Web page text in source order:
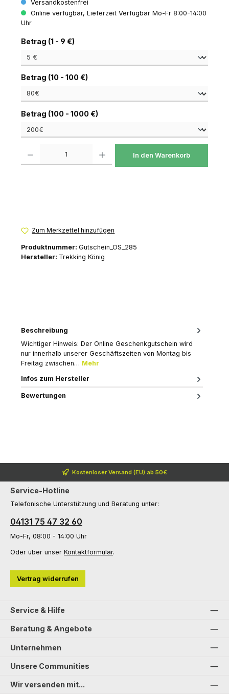
Versandkostenfrei
Online verfügbar, Lieferzeit Verfügbar Mo-Fr 8:00-14:00
Uhr
Betrag (1 - 9 €)auswählen
Betrag (10 - 100 €)auswählen
Betrag (100 - 1000 €)auswählen
In den Warenkorb
Zum Merkzettel hinzufügen
Produktnummer: Gutschein_OS_285
Hersteller: Trekking König
Beschreibung
Wichtiger Hinweis: Der Online Geschenkgutschein wird
nur innerhalb unserer Geschäftszeiten von Montag bis
Freitag zwischen… Mehr
Infos zum Hersteller
Bewertungen
Kostenloser Versand (EU) ab 50€
Service-Hotline
Telefonische Unterstützung und Beratung unter:
04131 75 47 32 60
Mo-Fr, 08:00 - 14:00 Uhr
Oder über unser Kontaktformular.
Vertrag widerrufen
Service & Hilfe
Beratung & Angebote
Unternehmen
Unsere Communities
Wir versenden mit...